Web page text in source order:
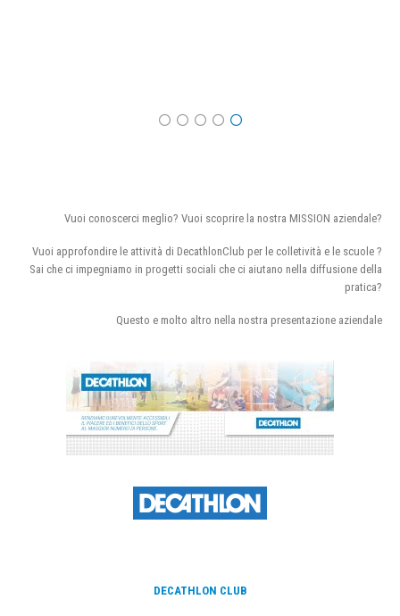
Vuoi conoscerci meglio? Vuoi scoprire la nostra MISSION aziendale?
Vuoi approfondire le attività di DecathlonClub per le colletività e le scuole ?
Sai che ci impegniamo in progetti sociali che ci aiutano nella diffusione della
pratica?
Questo e molto altro nella nostra presentazione aziendale
DECATHLON CLUB